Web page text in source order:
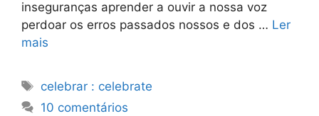
inseguranças aprender a ouvir a nossa voz
perdoar os erros passados nossos e dos … Ler
mais
Etiquetas
celebrar : celebrate
10 comentários